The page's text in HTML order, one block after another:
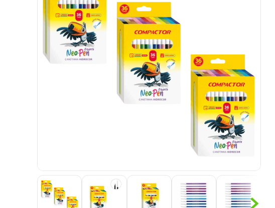
papel higienico
caixa organizadora
grampeador
desinfetante